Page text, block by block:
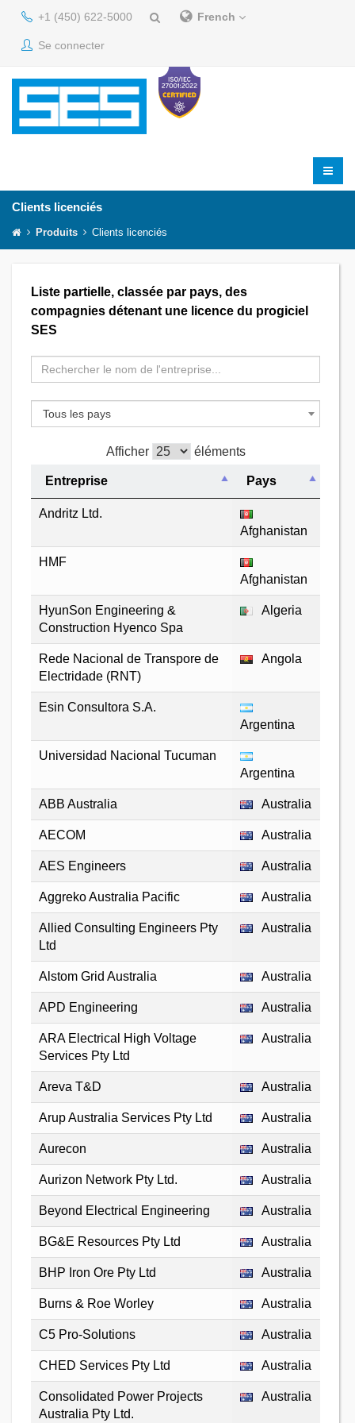
+1 (450) 622-5000 French
Se connecter
Clients licenciés
Produits Clients licenciés
Liste partielle, classée par pays, des
compagnies détenant une licence du progiciel
SES
Tous les pays
Afficher éléments
Entreprise Pays
Andritz Ltd.
Afghanistan
HMF
Afghanistan
HyunSon Engineering &
Construction Hyenco Spa
Algeria
Rede Nacional de Transpore de
Electridade (RNT)
Angola
Esin Consultora S.A.
Argentina
Universidad Nacional Tucuman
Argentina
ABB Australia Australia
AECOM Australia
AES Engineers Australia
Aggreko Australia Pacific Australia
Allied Consulting Engineers Pty
Ltd
Australia
Alstom Grid Australia Australia
APD Engineering Australia
ARA Electrical High Voltage
Services Pty Ltd
Australia
Areva T&D Australia
Arup Australia Services Pty Ltd Australia
Aurecon Australia
Aurizon Network Pty Ltd. Australia
Beyond Electrical Engineering Australia
BG&E Resources Pty Ltd Australia
BHP Iron Ore Pty Ltd Australia
Burns & Roe Worley Australia
C5 Pro-Solutions Australia
CHED Services Pty Ltd Australia
Consolidated Power Projects
Australia Pty Ltd.
Australia